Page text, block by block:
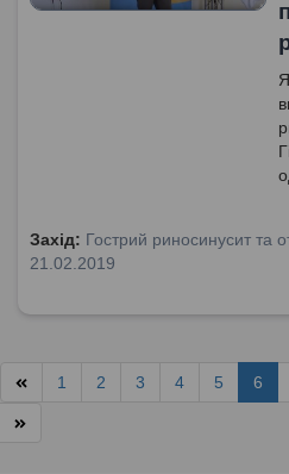
Захід: Гострий риносинусит та
21.02.2019
1 2 3 4 5 6